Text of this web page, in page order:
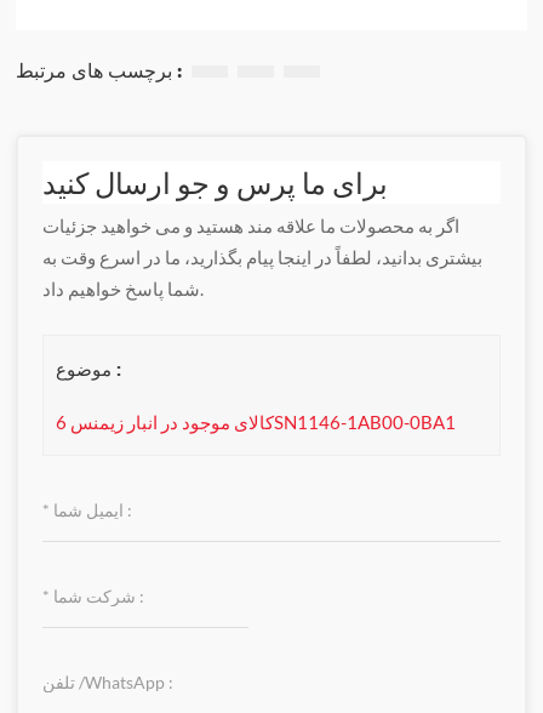
برچسب های مرتبط :
برای ما پرس و جو ارسال کنید
اگر به محصولات ما علاقه مند هستید و می خواهید جزئیات
بیشتری بدانید، لطفاً در اینجا پیام بگذارید، ما در اسرع وقت به
شما پاسخ خواهیم داد.
موضوع :
کالای موجود در انبار زیمنس 6SN1146-1AB00-0BA1